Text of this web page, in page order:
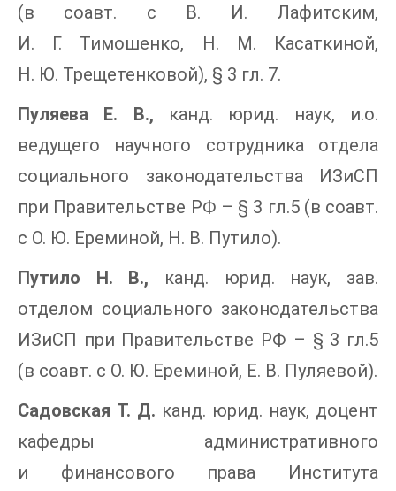
(в соавт. с В. И. Лафитским,
И. Г. Тимошенко, Н. М. Касаткиной,
Н. Ю. Трещетенковой), § 3 гл. 7.
Пуляева Е. В., канд. юрид. наук, и.о.
ведущего научного сотрудника отдела
социального законодательства ИЗиСП
при Правительстве РФ – § 3 гл.5 (в соавт.
с О. Ю. Ереминой, Н. В. Путило).
Путило Н. В., канд. юрид. наук, зав.
отделом социального законодательства
ИЗиСП при Правительстве РФ – § 3 гл.5
(в соавт. с О. Ю. Ереминой, Е. В. Пуляевой).
Садовская Т. Д. канд. юрид. наук, доцент
кафедры административного
и финансового права Института